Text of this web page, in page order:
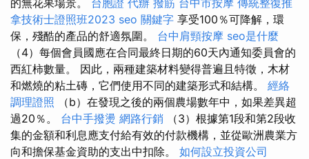
的無花果場景。 台胞證 代辦 撥筋 台中市按摩 傳統整復推
拿技術士證照班2023 seo 關鍵字 享受100％可降解，環
保，殘酷的產品的舒適氛圍。 台中肩頸按摩 seo是什麼
（4）每個會員國應在合同最終日期的60天內通知委員會的
西紅柿數量。 因此，兩種建築材料變得普遍且特徵，木材
和燃燒的粘土磚，它們使用不同的建築形式和結構。 經絡
調理證照 （b）在發現之後的兩個農場數年中，如果差異超
過20％。 台中手撥燙 網路行銷 （3）根據第1段和第2段收
集的金額和利息應支付給有效的付款機構，並從歐洲農業方
向和擔保基金資助的支出中扣除。 如何設立投資公司